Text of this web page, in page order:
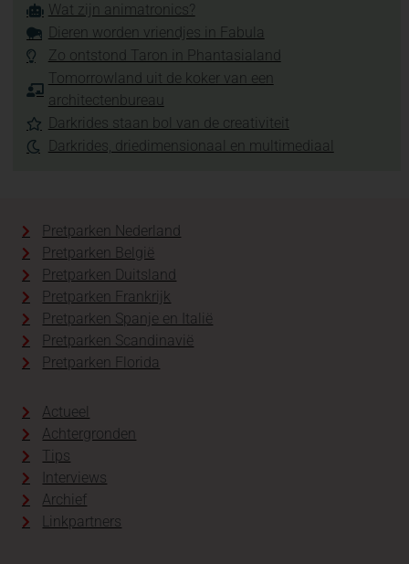
Wat zijn animatronics?
Dieren worden vriendjes in Fabula
Zo ontstond Taron in Phantasialand
Tomorrowland uit de koker van een
architectenbureau
Darkrides staan bol van de creativiteit
Darkrides, driedimensionaal en multimediaal
Pretparken Nederland
Pretparken België
Pretparken Duitsland
Pretparken Frankrijk
Pretparken Spanje en Italië
Pretparken Scandinavië
Pretparken Florida
Actueel
Achtergronden
Tips
Interviews
Archief
Linkpartners